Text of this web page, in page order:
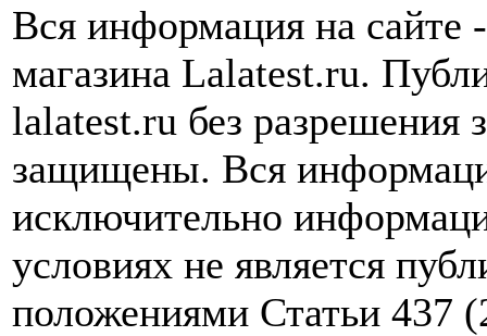
Вся информация на сайте
магазина Lalatest.ru.
lalatest.ru без разрешения
защищены. Вся
исключительно
условиях не является
положениями Статьи 437